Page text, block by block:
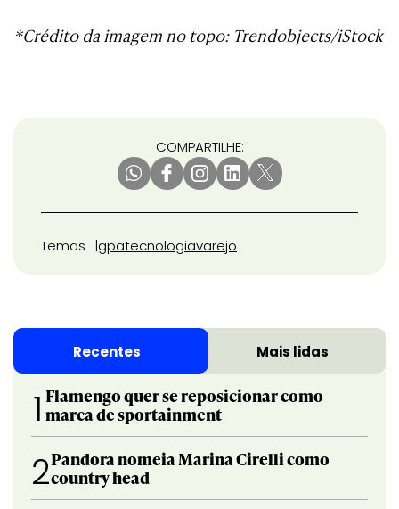
*Crédito da imagem no topo: Trendobjects/iStock
COMPARTILHE:
Temas gpatecnologiavarejo
Recentes Mais lidas
1 Flamengo quer se reposicionar como
marca de sportainment
2Pandora nomeia Marina Cirelli como
country head